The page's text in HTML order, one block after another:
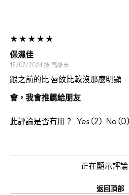
保濕佳
15/07/2024 按 高雄市
跟之前的比 唇紋比較沒那麼明顯
會，我會推薦給朋友
此評論是否有用？ 2 0
正在顯示評論
返回頂部